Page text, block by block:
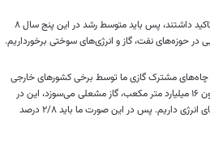
نماینده مردم تهران اظهار داشت: رهبر معظم انقلاب در برنامه هفتم توسعه بر رشد اقتصادی ۸ درصد تاکید داشتند، پس باید متوسط رشد در این پنج سال ۸
چاه‌های مشترک گازی ما توسط برخی کشورهای خارجی
بهره‌برداری می‌شود. مصرف انرژی مردم ایران نسبت به هدر رفت انرژی‌های کشور بسیار پایین است. اکنون ۱۶ میلیارد متر مکعب، گاز مشعلی می‌سوزد، این در
حالیست که کارخانجات ما برای سوخت با کمبود مواجه هستند، این یعنی تلفات بسیار زیادی در حوزه‌های انرژی داریم. پس در این صورت ما باید ۲/۸ درصد